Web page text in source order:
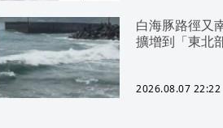
白海豚路徑
擴增到「東北
2026.08.07 22:22